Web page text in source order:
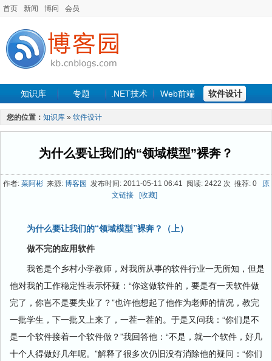
首页 新闻 博问 会员
知识库 专题 .NET技术 Web前端 软件设计
手机开发 软件工程
最新文章
您的位置： 知识库 » 软件设计
为什么要让我们的“领域模型”裸奔？
作者: 菜阿彬来源: 博客园 发布时间: 2011-05-11 06:41 阅读: 2422 次 推荐: 0
原
文链接
[收藏]
为什么要让我们的“领域模型”裸奔？（上）
做不完的应用软件
我爸是个乡村小学教师，对我所从事的软件行业一无所知，但是
他对我的工作稳定性表示怀疑：“你这做软件的，要是有一天软件做
完了，你岂不是要失业了？”也许他想起了他作为老师的情况，教完
一批学生，下一批又上来了，一茬一茬的。于是又问我：“你们是不
是一个软件接着一个软件做？”我回答他：“不是，就一个软件，好几
十个人得做好几年呢。”解释了很多次仍旧没有消除他的疑问：“你们